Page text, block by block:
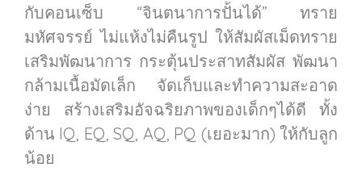
กับคอนเซ็บ “จินตนาการปั้นได้” ทราย
มหัศจรรย์ ไม่แห้งไม่คืนรูป ให้สัมผัสเม็ดทราย
เสริมพัฒนาการ กระตุ้นประสาทสัมผัส พัฒนา
กล้ามเนื้อมัดเล็ก จัดเก็บและทำความสะอาด
ง่าย สร้างเสริมอัจฉริยภาพของเด็กๆได้ดี ทั้ง
ด้าน IQ, EQ, SQ, AQ, PQ (เยอะมาก) ให้กับลูก
น้อย